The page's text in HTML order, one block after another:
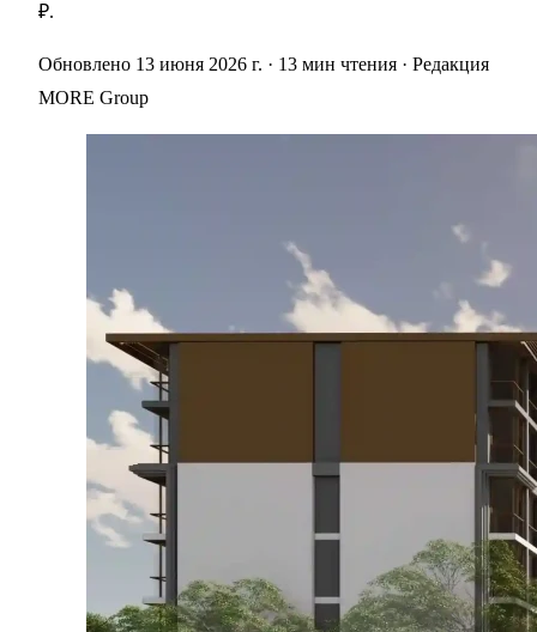
₽.
Обновлено 13 июня 2026 г. · 13 мин чтения · Редакция
MORE Group